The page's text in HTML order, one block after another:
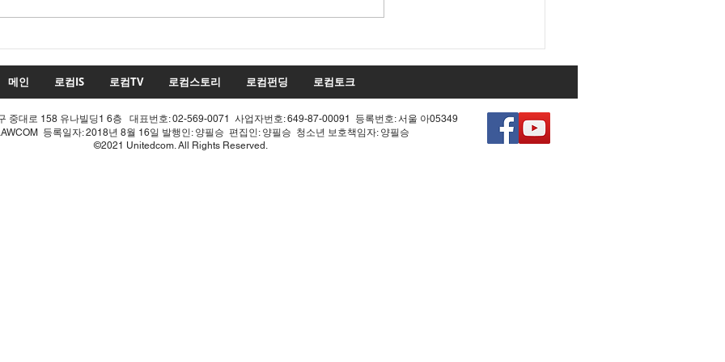
적 쇄신으론 어림없다!
수치 조작 모의한 선관위!
메인 로컴IS 로컴TV 로컴스토리 로컴펀딩 로컴토크
중대로 158 유나빌딩1 6층 대표번호: 02-569-0071 사업자번호: 649-87-00091 등록번호: 서울 아05349
등록일자: 2018년 8월 16일 발행인: 양필승 편집인: 양필승 청소년 보호책임자: 양필승
©2021 Unitedcom. All Rights Reserved.